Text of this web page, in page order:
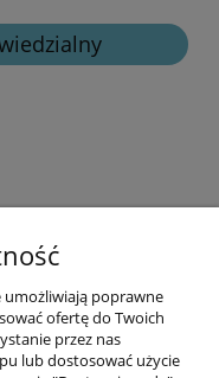
umożliwiają poprawne
ofertę do Twoich
przez nas
lub dostosować użycie